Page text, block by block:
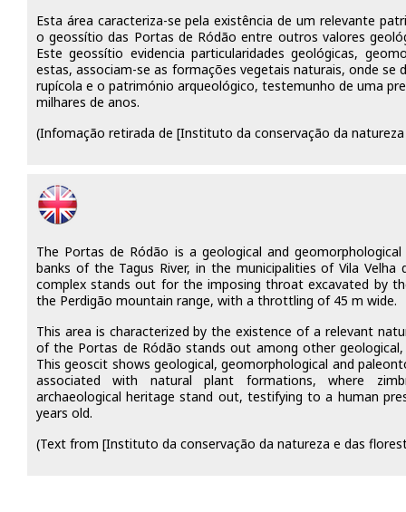
Esta área caracteriza-se pela existência de um relevante
o geossítio das Portas de Ródão entre outros valores
Este geossítio evidencia particularidades geológicas,
estas, associam-se as formações vegetais naturais, onde se
rupícola e o património arqueológico, testemunho de uma
milhares de anos.
(Infomação retirada de [Instituto da conservação da
The Portas de Ródão is a geological and
banks of the Tagus River, in the municipalities of Vila Velha
complex stands out for the imposing throat excavated by
the Perdigão mountain range, with a throttling of 45 m wide.
This area is characterized by the existence of a relevant
of the Portas de Ródão stands out among other geological,
This geoscit shows geological, geomorphological and
associated with natural plant formations, where
archaeological heritage stand out, testifying to a human
years old.
(Text from [Instituto da conservação da natureza e das